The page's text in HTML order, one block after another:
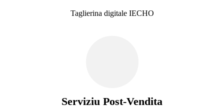
Taglierina digitale IECHO
Serviziu Post-Vendita